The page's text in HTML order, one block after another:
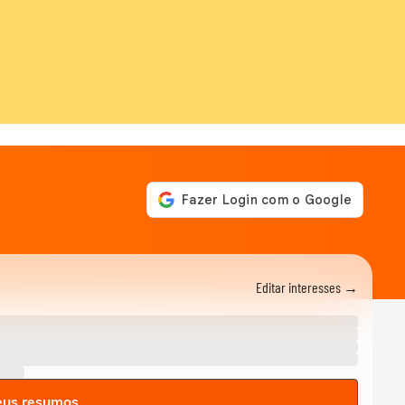
Editar interesses →